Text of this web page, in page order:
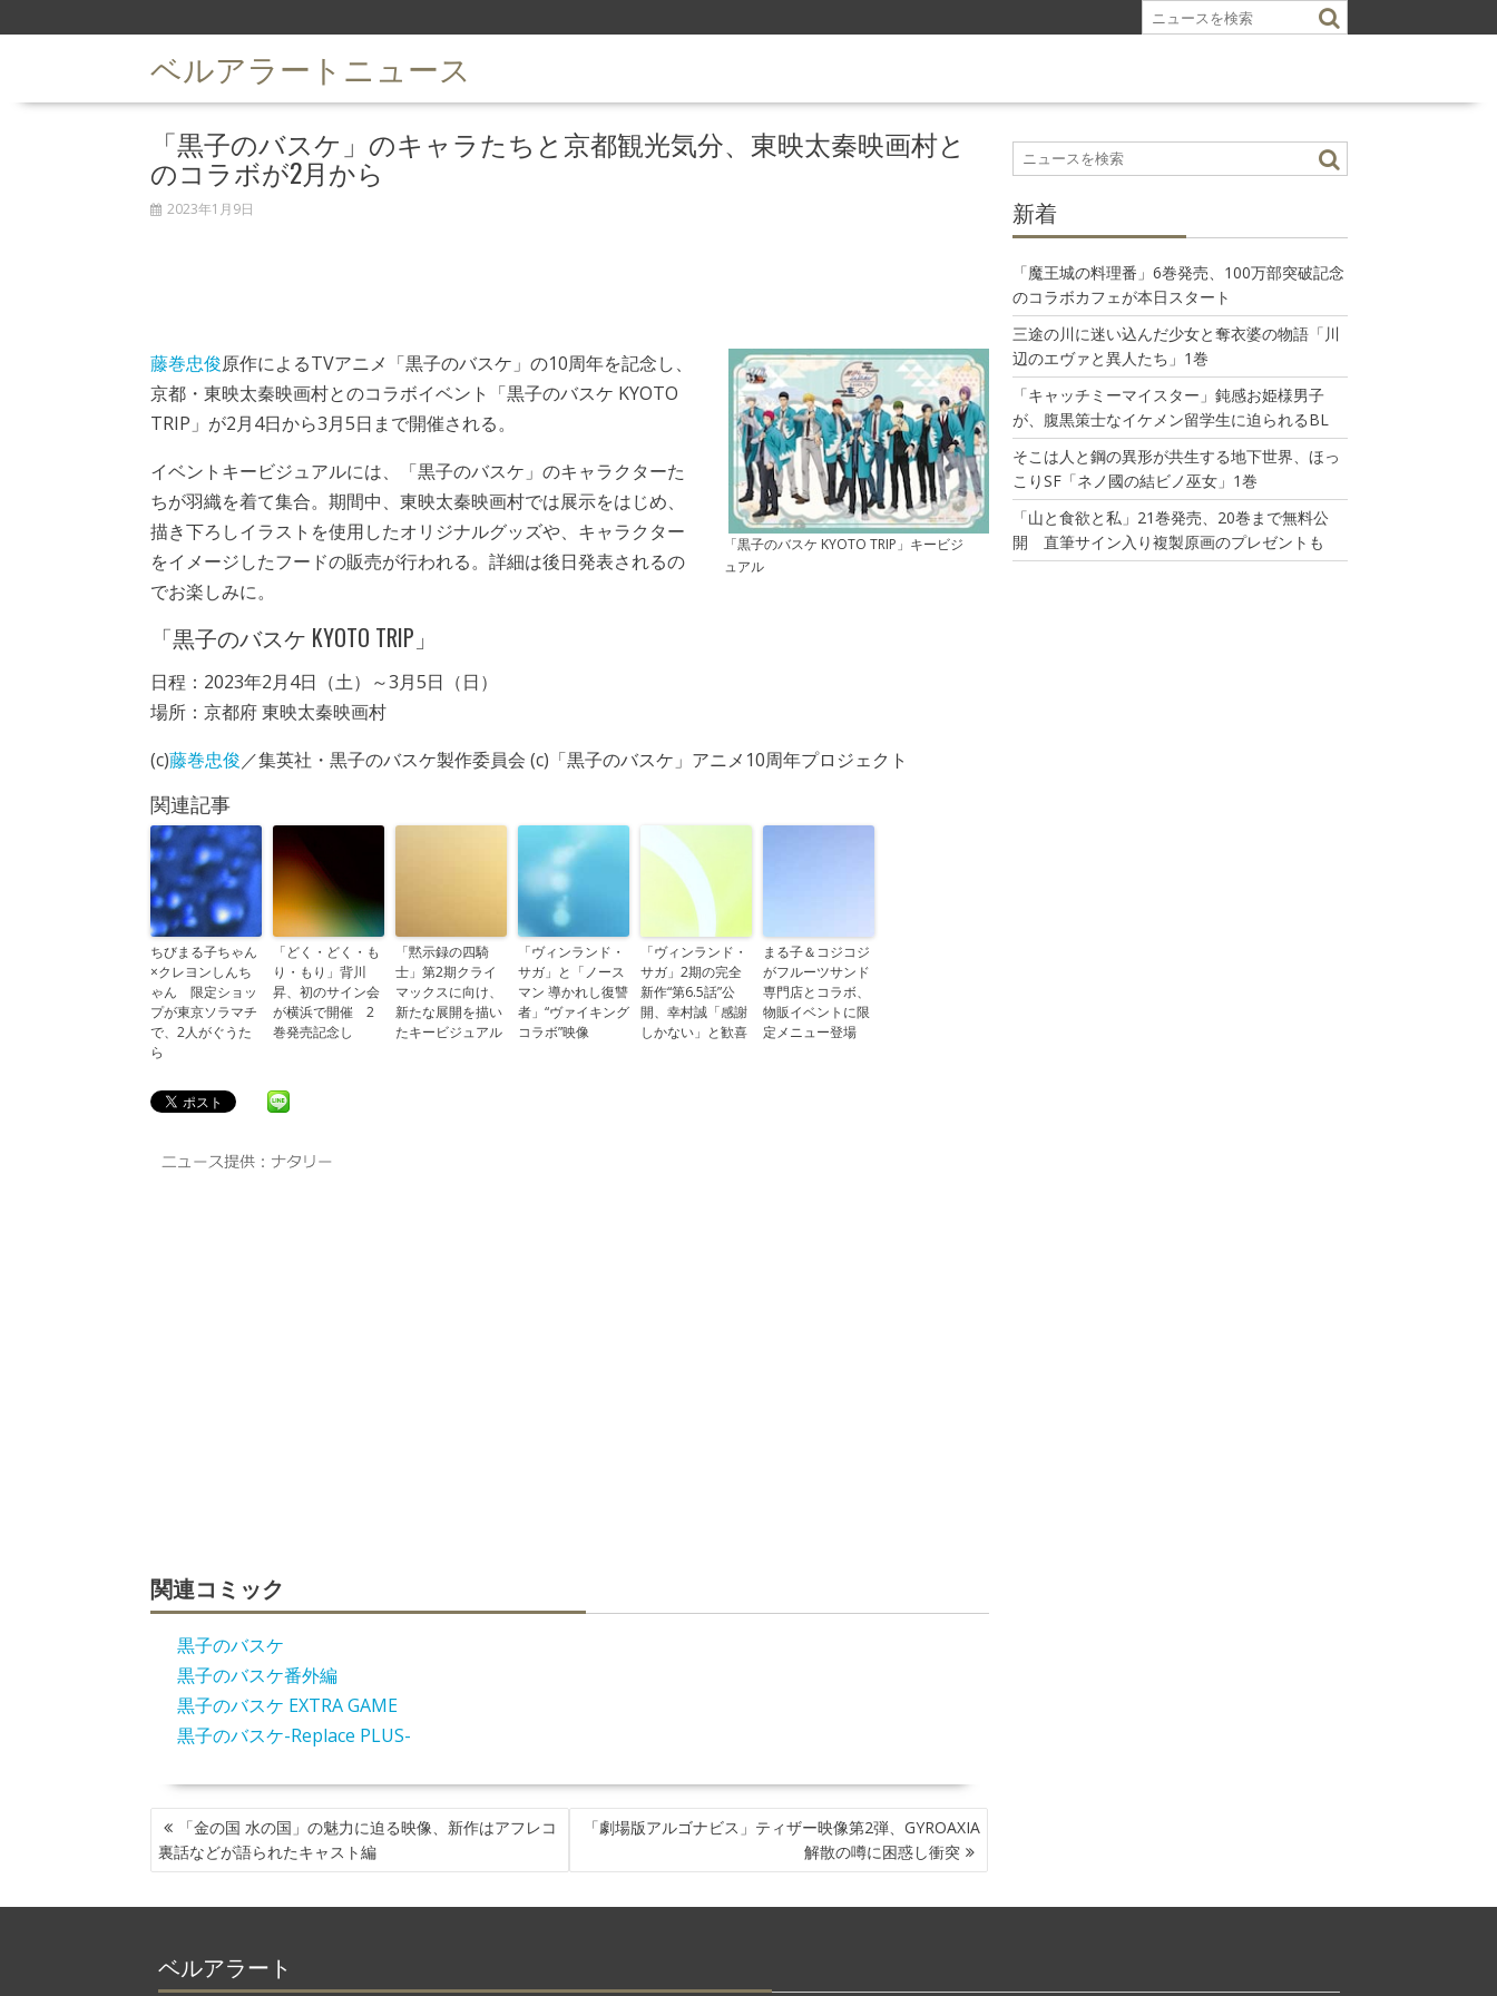
k
ベルアラートニュース
「黒子のバスケ」のキャラたちと京都観光気分、東映太秦映画村と
のコラボが2月から
2023年1月9日
「黒子のバスケ KYOTO TRIP」キービジ
ュアル
藤巻忠俊原作によるTVアニメ「黒子のバスケ」の10周年を記念し、
京都・東映太秦映画村とのコラボイベント「黒子のバスケ KYOTO
TRIP」が2月4日から3月5日まで開催される。
イベントキービジュアルには、「黒子のバスケ」のキャラクターた
ちが羽織を着て集合。期間中、東映太秦映画村では展示をはじめ、
描き下ろしイラストを使用したオリジナルグッズや、キャラクター
をイメージしたフードの販売が行われる。詳細は後日発表されるの
でお楽しみに。
「黒子のバスケ KYOTO TRIP」
日程：2023年2月4日（土）～3月5日（日）
場所：京都府 東映太秦映画村
(c)藤巻忠俊／集英社・黒子のバスケ製作委員会 (c)「黒子のバスケ」アニメ10周年プロジェクト
関連記事
ちびまる子ちゃん
×クレヨンしんち
ゃん 限定ショッ
プが東京ソラマチ
で、2人がぐうた
ら
「どく・どく・も
り・もり」背川
昇、初のサイン会
が横浜で開催 2
巻発売記念し
「黙示録の四騎
士」第2期クライ
マックスに向け、
新たな展開を描い
たキービジュアル
「ヴィンランド・
サガ」と「ノース
マン 導かれし復讐
者」“ヴァイキング
コラボ”映像
「ヴィンランド・
サガ」2期の完全
新作“第6.5話”公
開、幸村誠「感謝
しかない」と歓喜
まる子＆コジコジ
がフルーツサンド
専門店とコラボ、
物販イベントに限
定メニュー登場
関連コミック
黒子のバスケ
黒子のバスケ番外編
黒子のバスケ EXTRA GAME
黒子のバスケ-Replace PLUS-
投
稿
ナ
ゲ
シ
「金の国 水の国」の魅力に迫る映像、新作はアフレコ
裏話などが語られたキャスト編
「劇場版アルゴナビス」ティザー映像第2弾、GYROAXIA
解散の噂に困惑し衝突
新着
「魔王城の料理番」6巻発売、100万部突破記念
のコラボカフェが本日スタート
三途の川に迷い込んだ少女と奪衣婆の物語「川
辺のエヴァと異人たち」1巻
「キャッチミーマイスター」鈍感お姫様男子
が、腹黒策士なイケメン留学生に迫られるBL
そこは人と鋼の異形が共生する地下世界、ほっ
こりSF「ネノ國の結ビノ巫女」1巻
「山と食欲と私」21巻発売、20巻まで無料公
開 直筆サイン入り複製原画のプレゼントも
ベルアラート